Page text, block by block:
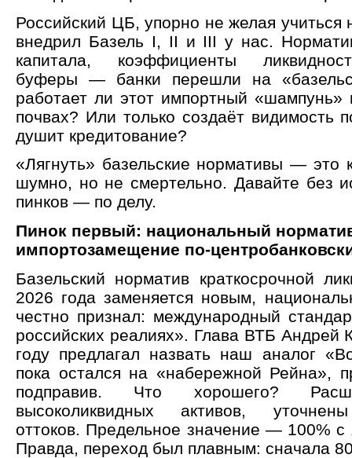
Российский ЦБ, упорно не желая учиться
внедрил Базель I, II и III у нас.
капитала, коэффициенты
буферы — банки перешли на
работает ли этот импортный
почвах? Или только создаёт видимость
душит кредитование?
«Лягнуть» базельские нормативы — это
шумно, но не смертельно. Давайте без
пинков — по делу.
Пинок первый: национальный
импортозамещение по-
Базельский норматив краткосрочной
2026 года заменяется новым,
честно признал: международный
российских реалиях». Глава ВТБ Андрей
году предлагал назвать наш аналог
пока остался на «набережной Рейна»,
подправив. Что хорошего?
высоколиквидных активов,
оттоков. Предельное значение — 100% с
Правда, переход был плавным: сначала